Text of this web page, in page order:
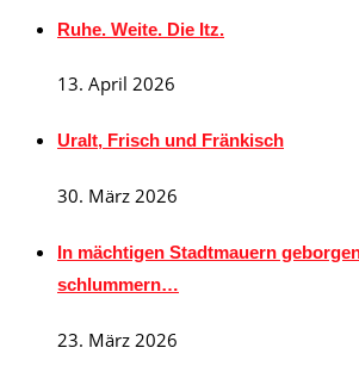
Ruhe. Weite. Die Itz.
13. April 2026
Uralt, Frisch und Fränkisch
30. März 2026
In mächtigen Stadtmauern
schlummern…
23. März 2026